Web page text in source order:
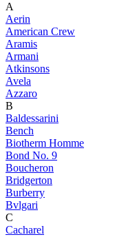
A
Aerin
American Crew
Aramis
Armani
Atkinsons
Avela
Azzaro
B
Baldessarini
Bench
Biotherm Homme
Bond No. 9
Boucheron
Bridgerton
Burberry
Bvlgari
C
Cacharel